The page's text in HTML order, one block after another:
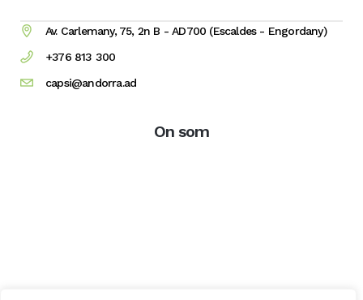
Av. Carlemany, 75, 2n B - AD700 (Escaldes - Engordany)
+376 813 300
capsi@andorra.ad
On som